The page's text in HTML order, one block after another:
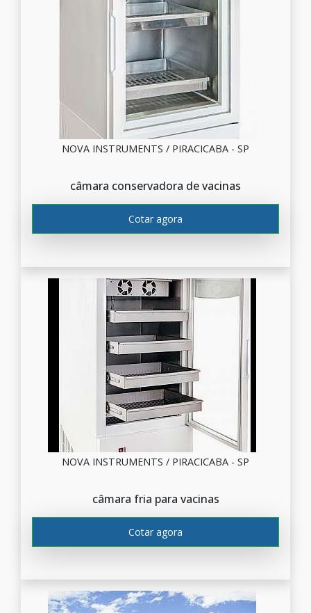
NOVA INSTRUMENTS / PIRACICABA - SP
câmara conservadora de vacinas
Cotar agora
NOVA INSTRUMENTS / PIRACICABA - SP
câmara fria para vacinas
Cotar agora